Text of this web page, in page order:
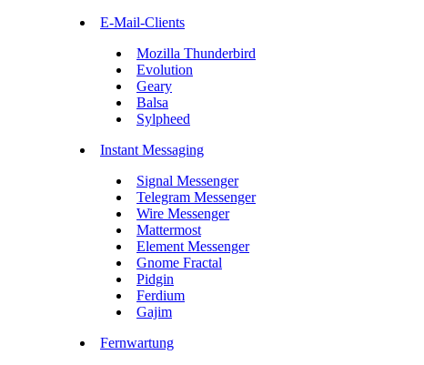
E-Mail-Clients
Mozilla Thunderbird
Evolution
Geary
Balsa
Sylpheed
Instant Messaging
Signal Messenger
Telegram Messenger
Wire Messenger
Mattermost
Element Messenger
Gnome Fractal
Pidgin
Ferdium
Gajim
Fernwartung